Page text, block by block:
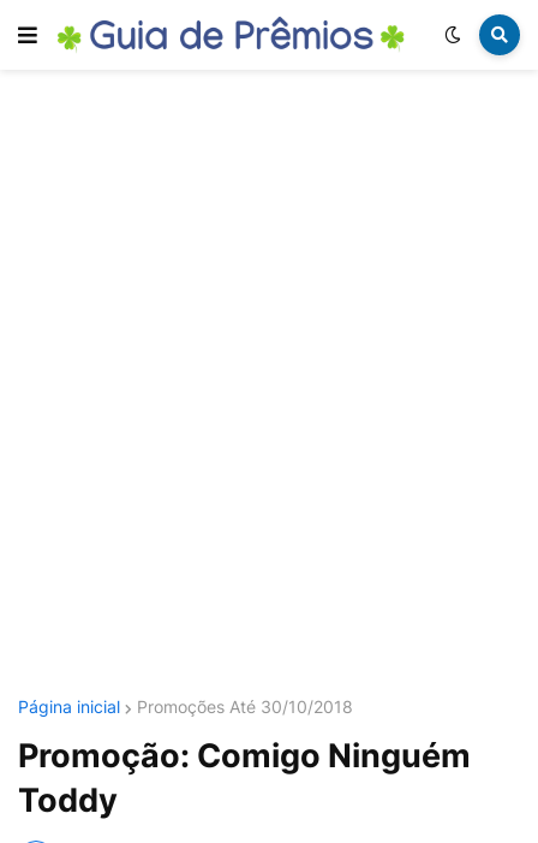
Página inicial Promoções Até 30/10/2018
Promoção: Comigo Ninguém
Toddy